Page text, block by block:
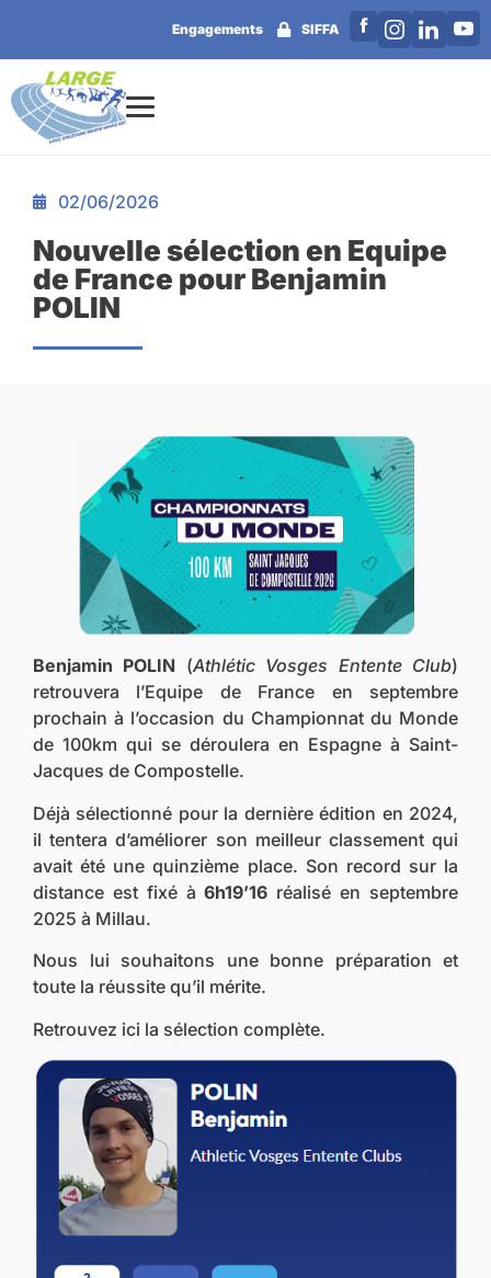
Engagements SIFFA
02/06/2026
Nouvelle sélection en Equipe
de France pour Benjamin
POLIN
Benjamin POLIN (Athlétic Vosges Entente Club)
retrouvera l’Equipe de France en septembre
prochain à l’occasion du Championnat du Monde
de 100km qui se déroulera en Espagne à Saint-
Jacques de Compostelle.
Déjà sélectionné pour la dernière édition en 2024,
il tentera d’améliorer son meilleur classement qui
avait été une quinzième place. Son record sur la
distance est fixé à6h19’16 réalisé en septembre
2025 à Millau.
Nous lui souhaitons une bonne préparation et
toute la réussite qu’il mérite.
Retrouvez ici la sélection complète.